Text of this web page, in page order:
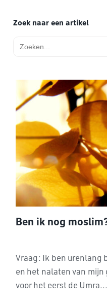
Zoek naar een artikel
naar:
Ben ik nog
Vraag: Ik ben urenlang
en het nalaten van
voor het eerst de Umra...